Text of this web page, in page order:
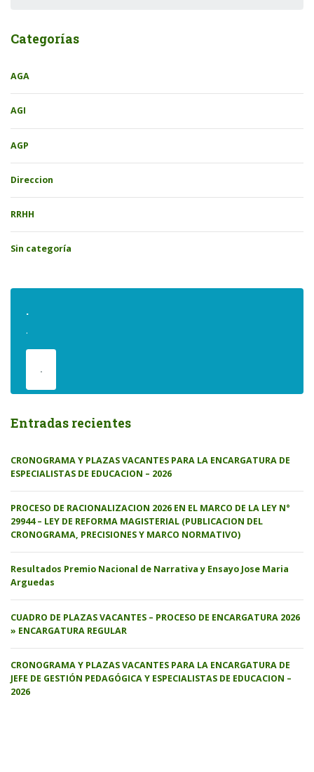
Categorías
AGA
AGI
AGP
Direccion
RRHH
Sin categoría
.
.
.
Entradas recientes
CRONOGRAMA Y PLAZAS VACANTES PARA LA ENCARGATURA DE
ESPECIALISTAS DE EDUCACION – 2026
PROCESO DE RACIONALIZACION 2026 EN EL MARCO DE LA LEY N°
29944 – LEY DE REFORMA MAGISTERIAL (PUBLICACION DEL
CRONOGRAMA, PRECISIONES Y MARCO NORMATIVO)
Resultados Premio Nacional de Narrativa y Ensayo Jose Maria
Arguedas
CUADRO DE PLAZAS VACANTES – PROCESO DE ENCARGATURA 2026
» ENCARGATURA REGULAR
CRONOGRAMA Y PLAZAS VACANTES PARA LA ENCARGATURA DE
JEFE DE GESTIÓN PEDAGÓGICA Y ESPECIALISTAS DE EDUCACION –
2026